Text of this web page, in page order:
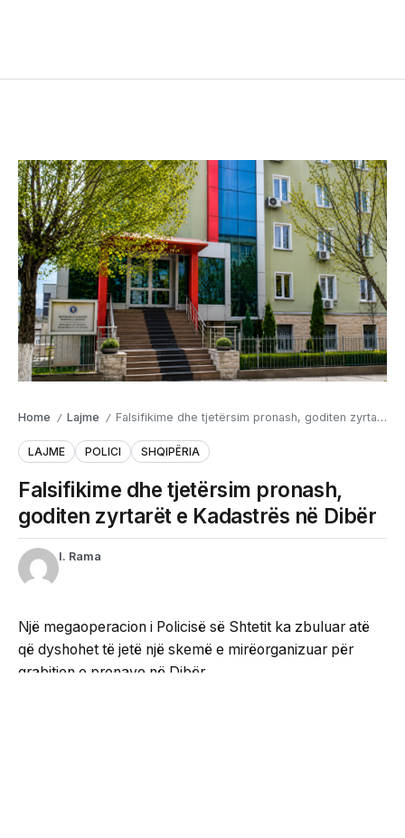
Home / Lajme / Falsifikime dhe tjetërsim pronash, goditen zyrtarët e Kadastrës në Dibër
LAJME POLICI SHQIPËRIA
Falsifikime dhe tjetërsim pronash,
goditen zyrtarët e Kadastrës në Dibër
I. Rama
Një megaoperacion i Policisë së Shtetit ka zbuluar atë
që dyshohet të jetë një skemë e mirëorganizuar për
grabitjen e pronave në Dibër.